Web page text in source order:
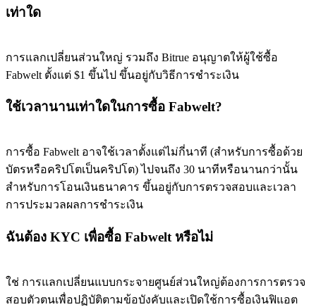
Precious Metals Trading Carnival
Trade Gold & Silver · 33,333 USDT Bonus
USDT Flexible Staking | Daily Rewards
Trade New Futures, Win 200,000 USDT
Crypto World Cup 2026: Grand Finale
เท่าใด
การแลกเปลี่ยนส่วนใหญ่ รวมถึง Bitrue อนุญาตให้ผู้ใช้ซื้อ
Fabwelt ตั้งแต่ $1 ขึ้นไป ขึ้นอยู่กับวิธีการชำระเงิน
ใช้เวลานานเท่าใดในการซื้อ Fabwelt?
การซื้อ Fabwelt อาจใช้เวลาตั้งแต่ไม่กี่นาที (สำหรับการซื้อด้วย
บัตรหรือคริปโตเป็นคริปโต) ไปจนถึง 30 นาทีหรือนานกว่านั้น
สำหรับการโอนเงินธนาคาร ขึ้นอยู่กับการตรวจสอบและเวลา
การประมวลผลการชำระเงิน
ฉันต้อง KYC เพื่อซื้อ Fabwelt หรือไม่
ใช่ การแลกเปลี่ยนแบบกระจายศูนย์ส่วนใหญ่ต้องการการตรวจ
สอบตัวตนเพื่อปฏิบัติตามข้อบังคับและเปิดใช้การซื้อเงินฟิแอต